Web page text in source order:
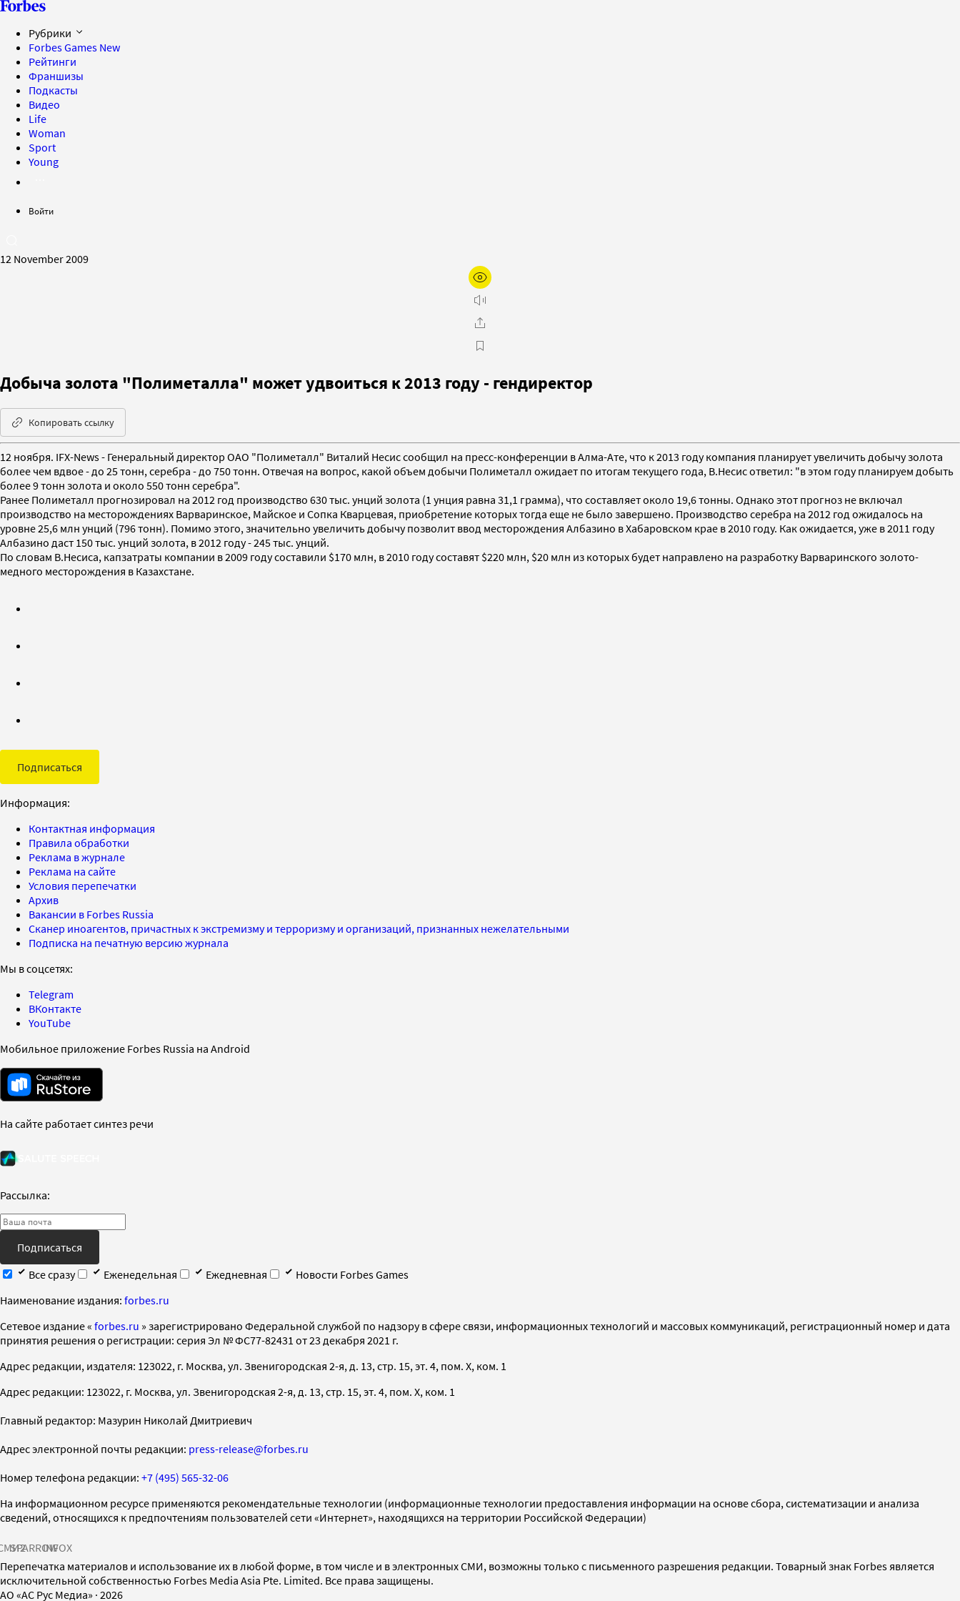
Рубрики
Forbes Games New
Рейтинги
Франшизы
Подкасты
Видео
Life
Woman
Sport
Young
Войти
12 November 2009
Добыча золота "Полиметалла" может удвоиться к 2013 году - гендиректор
Копировать ссылку
12 ноября. IFX-News - Генеральный директор ОАО "Полиметалл" Виталий Несис сообщил на пресс-конференции в Алма-Ате, что к 2013 году компания планирует увеличить добычу золота
более чем вдвое - до 25 тонн, серебра - до 750 тонн. Отвечая на вопрос, какой объем добычи Полиметалл ожидает по итогам текущего года, В.Несис ответил: "в этом году планируем добыть
более 9 тонн золота и около 550 тонн серебра".
Ранее Полиметалл прогнозировал на 2012 год производство 630 тыс. унций золота (1 унция равна 31,1 грамма), что составляет около 19,6 тонны. Однако этот прогноз не включал
производство на месторождениях Варваринское, Майское и Сопка Кварцевая, приобретение которых тогда еще не было завершено. Производство серебра на 2012 год ожидалось на
уровне 25,6 млн унций (796 тонн). Помимо этого, значительно увеличить добычу позволит ввод месторождения Албазино в Хабаровском крае в 2010 году. Как ожидается, уже в 2011 году
Албазино даст 150 тыс. унций золота, в 2012 году - 245 тыс. унций.
По словам В.Несиса, капзатраты компании в 2009 году составили $170 млн, в 2010 году составят $220 млн, $20 млн из которых будет направлено на разработку Варваринского золото-
медного месторождения в Казахстане.
Подписаться
Информация:
Контактная информация
Правила обработки
Реклама в журнале
Реклама на сайте
Условия перепечатки
Архив
Вакансии в Forbes Russia
Сканер иноагентов, причастных к экстремизму и терроризму и организаций, признанных нежелательными
Подписка на печатную версию журнала
Мы в соцсетях:
Telegram
ВКонтакте
YouTube
Мобильное приложение Forbes Russia на Android
На сайте работает синтез речи
Рассылка:
Подписаться
Все сразу
Еженедельная Ежедневная
Новости Forbes Games
Наименование издания: forbes.ru
Cетевое издание « forbes.ru » зарегистрировано Федеральной службой по надзору в сфере связи, информационных технологий и массовых коммуникаций, регистрационный номер и дата
принятия решения о регистрации: серия Эл № ФС77-82431 от 23 декабря 2021 г.
Адрес редакции, издателя: 123022, г. Москва, ул. Звенигородская 2-я, д. 13, стр. 15, эт. 4, пом. X, ком. 1
Адрес редакции: 123022, г. Москва, ул. Звенигородская 2-я, д. 13, стр. 15, эт. 4, пом. X, ком. 1
Главный редактор: Мазурин Николай Дмитриевич
Адрес электронной почты редакции: press-release@forbes.ru
Номер телефона редакции: +7 (495) 565-32-06
На информационном ресурсе применяются рекомендательные технологии (информационные технологии предоставления информации на основе сбора, систематизации и анализа
сведений, относящихся к предпочтениям пользователей сети «Интернет», находящихся на территории Российской Федерации)
SPARROWINFOX
Перепечатка материалов и использование их в любой форме, в том числе и в электронных СМИ, возможны только с письменного разрешения редакции. Товарный знак Forbes является
исключительной собственностью Forbes Media Asia Pte. Limited. Все права защищены.
AO «АС Рус Медиа» · 2026